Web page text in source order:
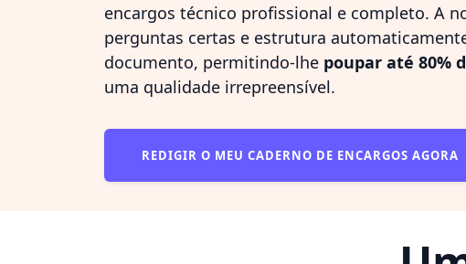
encargos técnico profissional e completo. A
perguntas certas e estrutura
documento, permitindo-lhe poupar até 80%
uma qualidade irrepreensível.
REDIGIR O MEU CADERNO DE ENCARGOS AGORA